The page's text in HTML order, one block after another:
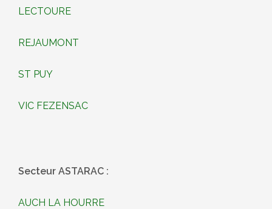
LECTOURE
REJAUMONT
ST PUY
VIC FEZENSAC
Secteur ASTARAC :
AUCH LA HOURRE